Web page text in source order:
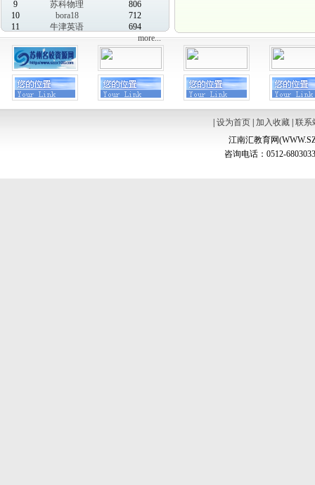
9
苏科物理
806
10
bora18
712
11
牛津英语
694
more...
设为首页| 加入收藏| 联系
江南汇教育网
咨询电话：0512-